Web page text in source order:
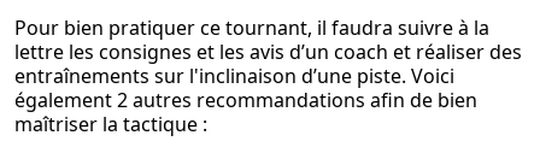
Pour bien pratiquer ce tournant, il faudra suivre à la
lettre les consignes et les avis d’un coach et réaliser des
entraînements sur l'inclinaison d’une piste. Voici
également 2 autres recommandations afin de bien
maîtriser la tactique :